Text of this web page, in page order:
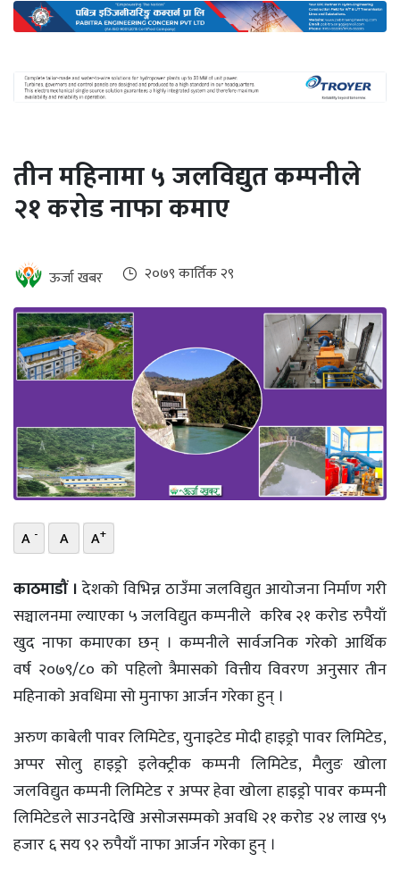
ऊर्जा
दक्षता
खबर
हरित
इभी
सम्पादकीय
बैंक
भिडियो
छापा
खोज
प्रोफाइल
ऊर्जा
विशेष
तीन महिनामा ५ जलविद्युत कम्पनीले
२१ करोड नाफा कमाए
ऊर्जा खबर २०७९ कार्तिक २९
A - A A+
काठमाडौं ।देशको विभिन्न ठाउँमा जलविद्युत आयोजना निर्माण गरी
सञ्चालनमा ल्याएका ५ जलविद्युत कम्पनीले करिब २१ करोड रुपैयाँ
खुद नाफा कमाएका छन् । कम्पनीले सार्वजनिक गरेको आर्थिक
वर्ष २०७९/८० को पहिलो त्रैमासकाे वित्तीय विवरण अनुसार तीन
महिनाकाे अवधिमा सो मुनाफा आर्जन गरेका हुन् ।
अरुण काबेली पावर लिमिटेड, युनाइटेड मोदी हाइड्रो पावर लिमिटेड,
अप्पर सोलु हाइड्रो इलेक्ट्रीक कम्पनी लिमिटेड, मैलुङ खोला
जलविद्युत कम्पनी लिमिटेड र अप्पर हेवा खोला हाइड्रो पावर कम्पनी
लिमिटेडले साउनदेखि असोजसम्मको अवधि २१ करोड २४ लाख ९५
हजार ६ सय ९२ रुपैयाँ नाफा आर्जन गरेका हुन् ।